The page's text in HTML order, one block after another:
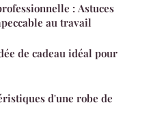
: Astuces
au travail
de cadeau idéal pour
d'une robe de